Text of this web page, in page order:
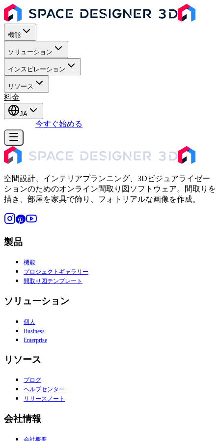
機能
ソリューション
インスピレーション
リソース
料金
JA
今すぐ始める
空間設計、インテリアプランニング、3Dビジュアライゼー
ションのためのオンライン間取り図ソフトウェア。間取りを
描き、部屋を家具で飾り、フォトリアルな画像を作成。
製品
機能
プロジェクトギャラリー
間取り図テンプレート
ソリューション
個人
Business
Enterprise
リソース
ブログ
ヘルプセンター
リリースノート
会社情報
会社概要